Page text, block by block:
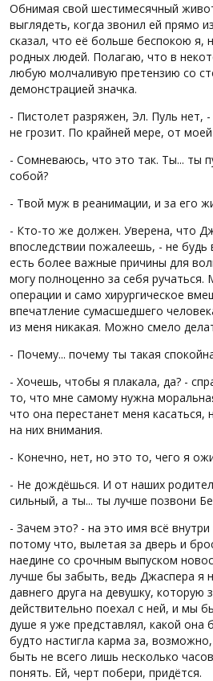
Обнимая свой шестимесячный
выглядеть, когда звонил ей прямо
сказал, что её больше беспокою я,
родных людей. Полагаю, что в
любую молчаливую претензию со
демонстрацией значка.
- Пистолет разряжен, Эл. Пуль нет,
не грозит. По крайней мере, от моей
- Сомневаюсь, что это так. Ты... ты
собой?
- Твой муж в реанимации, и за его
- Кто-то же должен. Уверена, что
впоследствии пожалеешь, - не
есть более важные причины для
могу полноценно за себя
операции и само хирургическое
впечатление сумасшедшего
из меня никакая. Можно смело
- Почему... почему ты такая
- Хочешь, чтобы я плакала, да? -
то, что мне самому нужна
что она перестанет меня
на них внимания.
- Конечно, нет, но это то, чего я
- Не дождёшься. И от наших
сильный, а ты... ты лучше позвони
- Зачем это? - на это имя всё
потому что, вылетая за дверь и
наедине со срочным выпуском
лучше бы забыть, ведь Джаспера я
давнего друга на девушку,
действительно поехал с ней, и мы
душе я уже представлял, какой она
будто настигла карма за,
быть не всего лишь несколько
понять. Ей, черт побери, придётся.